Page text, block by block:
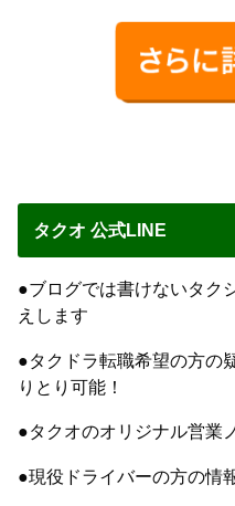
タクオ 公式LINE
●ブログでは書けないタク
えします
●タクドラ転職希望の方の
りとり可能！
●タクオのオリジナル営業
●現役ドライバーの方の情